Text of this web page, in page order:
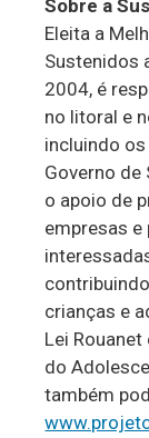
Sobre a
Eleita a
Sustenidos
2004, é
no litoral e
incluindo os
Governo de
o apoio de
empresas
crianças e
Lei
do
também